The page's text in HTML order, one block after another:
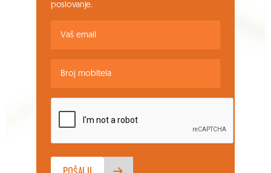
poslovanje.